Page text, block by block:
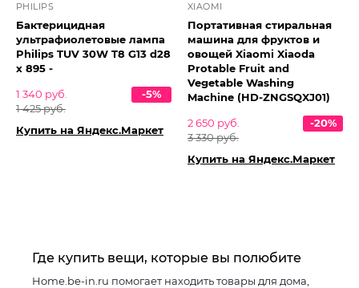
PHILIPS
Бактерицидная
ультрафиолетовые лампа
Philips TUV 30W T8 G13 d28
x 895 -
1 340 руб.
1 425 руб.
-5%
Купить на Яндекс.Маркет
XIAOMI
Портативная стиральная
машина для фруктов и
овощей Xiaomi Xiaoda
Protable Fruit and
Vegetable Washing
Machine (HD-ZNGSQXJ01)
2 650 руб.
3 330 руб.
-20%
Купить на Яндекс.Маркет
Где купить вещи, которые вы полюбите
Home.be-in.ru помогает находить товары для дома,